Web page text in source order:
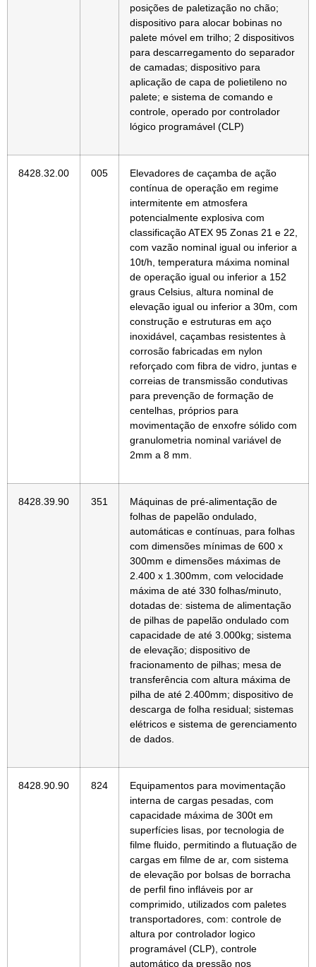
posições de paletização no chão;
dispositivo para alocar bobinas no
palete móvel em trilho; 2 dispositivos
para descarregamento do separador
de camadas; dispositivo para
aplicação de capa de polietileno no
palete; e sistema de comando e
controle, operado por controlador
lógico programável (CLP)
8428.32.00 005
Elevadores de caçamba de ação
contínua de operação em regime
intermitente em atmosfera
potencialmente explosiva com
classificação ATEX 95 Zonas 21 e 22,
com vazão nominal igual ou inferior a
10t/h, temperatura máxima nominal
de operação igual ou inferior a 152
graus Celsius, altura nominal de
elevação igual ou inferior a 30m, com
construção e estruturas em aço
inoxidável, caçambas resistentes à
corrosão fabricadas em nylon
reforçado com fibra de vidro, juntas e
correias de transmissão condutivas
para prevenção de formação de
centelhas, próprios para
movimentação de enxofre sólido com
granulometria nominal variável de
2mm a 8 mm.
8428.39.90 351
Máquinas de pré-alimentação de
folhas de papelão ondulado,
automáticas e contínuas, para folhas
com dimensões mínimas de 600 x
300mm e dimensões máximas de
2.400 x 1.300mm, com velocidade
máxima de até 330 folhas/minuto,
dotadas de: sistema de alimentação
de pilhas de papelão ondulado com
capacidade de até 3.000kg; sistema
de elevação; dispositivo de
fracionamento de pilhas; mesa de
transferência com altura máxima de
pilha de até 2.400mm; dispositivo de
descarga de folha residual; sistemas
elétricos e sistema de gerenciamento
de dados.
8428.90.90 824
Equipamentos para movimentação
interna de cargas pesadas, com
capacidade máxima de 300t em
superfícies lisas, por tecnologia de
filme fluido, permitindo a flutuação de
cargas em filme de ar, com sistema
de elevação por bolsas de borracha
de perfil fino infláveis por ar
comprimido, utilizados com paletes
transportadores, com: controle de
altura por controlador logico
programável (CLP), controle
automático da pressão nos